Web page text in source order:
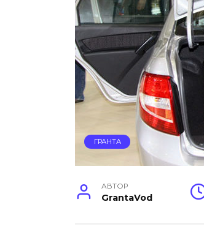
ГРАНТА
АВТОР
GrantaVod